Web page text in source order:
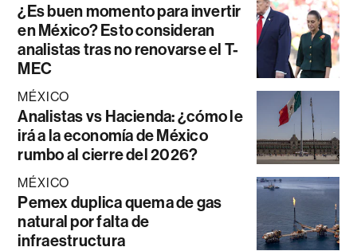
¿Es buen momento para invertir
en México? Esto consideran
analistas tras no renovarse el T-
MEC
MÉXICO
Analistas vs Hacienda: ¿cómo le
irá a la economía de México
rumbo al cierre del 2026?
MÉXICO
Pemex duplica quema de gas
natural por falta de
infraestructura